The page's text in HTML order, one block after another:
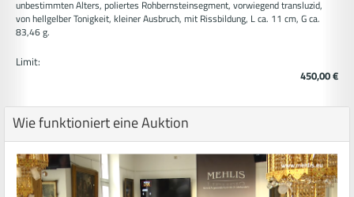
unbestimmten Alters, poliertes Rohbernsteinsegment, vorwiegend transluzid,
von hellgelber Tonigkeit, kleiner Ausbruch, mit Rissbildung, L ca. 11 cm, G ca.
83,46 g.
Limit:
450,00 €
Wie funktioniert eine Auktion